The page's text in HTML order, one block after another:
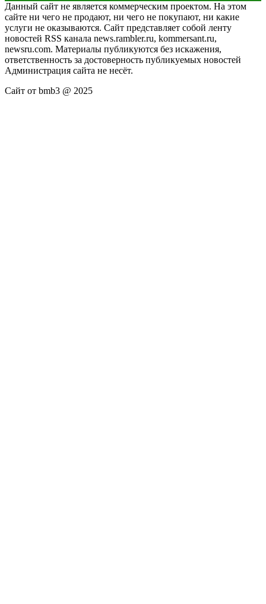
Данный сайт не является коммерческим проектом. На этом
сайте ни чего не продают, ни чего не покупают, ни какие
услуги не оказываются. Сайт представляет собой ленту
новостей RSS канала news.rambler.ru, kommersant.ru,
newsru.com. Материалы публикуются без искажения,
ответственность за достоверность публикуемых новостей
Администрация сайта не несёт.
Сайт от bmb3 @ 2025